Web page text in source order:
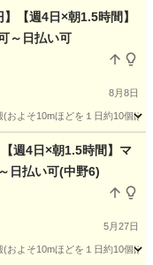
【週4日×朝1.5時間】
～日払い可
8月8日
よそ10mほどを１日約10個
週4日×朝1.5時間】マ
日払い可(中野6)
5月27日
よそ10mほどを１日約10個